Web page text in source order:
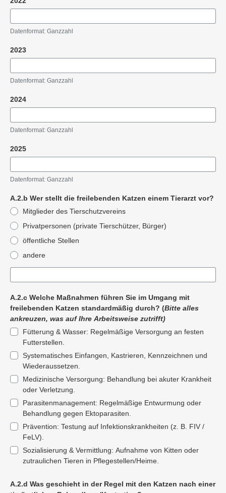
Datenformat: Ganzzahl
2023
Datenformat: Ganzzahl
2024
Datenformat: Ganzzahl
2025
Datenformat: Ganzzahl
A.2.b Wer stellt die freilebenden Katzen einem Tierarzt vor?
Mitglieder des Tierschutzvereins
Privatpersonen (private Tierschützer, Bürger)
öffentliche Stellen
andere
A.2.c Welche Maßnahmen führen Sie im Umgang mit
freilebenden Katzen standardmäßig durch? (Bitte alles
ankreuzen, was auf Ihre Arbeitsweise zutrifft)
Fütterung & Wasser: Regelmäßige Versorgung an festen
Futterstellen.
Systematisches Einfangen, Kastrieren, Kennzeichnen und
Wiederaussetzen.
Medizinische Versorgung: Behandlung bei akuter Krankheit
oder Verletzung.
Parasitenmanagement: Regelmäßige Entwurmung oder
Behandlung gegen Ektoparasiten.
Prävention: Testung auf Infektionskrankheiten (z. B. FIV /
FeLV).
Sozialisierung & Vermittlung: Aufnahme von Kitten oder
zutraulichen Tieren in Pflegestellen/Heime.
A.2.d Was geschieht in der Regel mit den Katzen nach einer